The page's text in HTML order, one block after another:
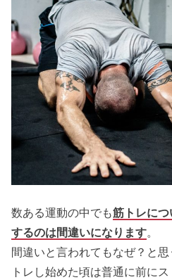
数ある運動の中でも筋トレに
するのは間違いになります。
間違いと言われてもなぜ？と
トレし始めた頃は普通に前にス